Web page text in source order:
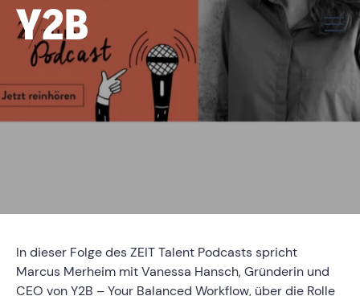
Wie entwickeln wir ein
„Career Wellbeing“ für
In dieser Folge des ZEIT Talent Podcasts spricht
Marcus Merheim mit Vanessa Hansch, Gründerin und
CEO von Y2B – Your Balanced Workflow, über die Rolle